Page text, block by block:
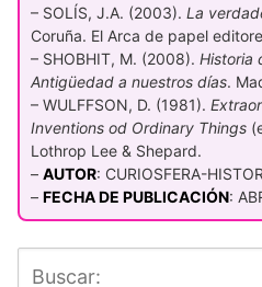
– SOLÍS, J.A. (2003). La
Coruña. El Arca de papel
– SHOBHIT, M. (2008). Historia
Antigüedad a nuestros días.
– WULFFSON, D. (1981).
Inventions od Ordinary Things
Lothrop Lee & Shepard.
– AUTOR: CURIOSFERA-
– FECHA DE PUBLICACIÓN: